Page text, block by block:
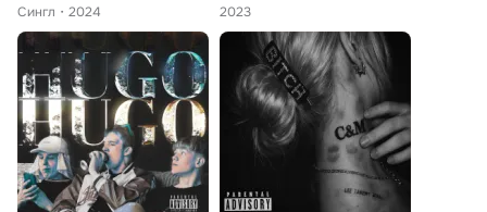
Сингл
2024
2023